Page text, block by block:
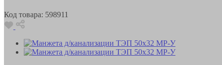
Код товара: 598911